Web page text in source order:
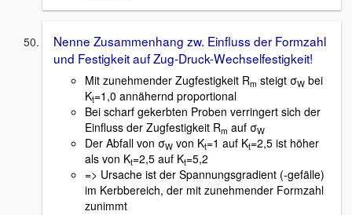
Nenne Zusammenhang zw. Einfluss der Formzahl
und Festigkeit auf Zug-Druck-Wechselfestigkeit!
Mit zunehmender Zugfestigkeit Rm steigt σW bei
Kt=1,0 annähernd proportional
Bei scharf gekerbten Proben verringert sich der
Einfluss der Zugfestigkeit Rm auf σW
Der Abfall von σW von Kt=1 auf Kt=2,5 ist höher
als von Kt=2,5 auf Kt=5,2
=> Ursache ist der Spannungsgradient (-gefälle)
im Kerbbereich, der mit zunehmender Formzahl
zunimmt